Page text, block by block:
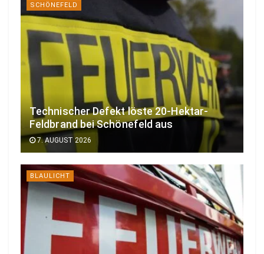
SCHÖNEFELD
Technischer Defekt löste 20-Hektar-
Feldbrand bei Schönefeld aus
7. AUGUST 2026
BLAULICHT